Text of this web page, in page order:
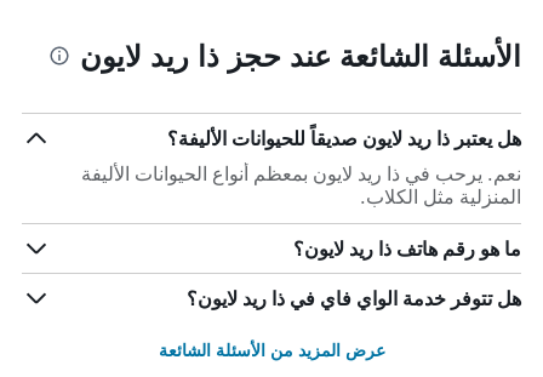
الأسئلة الشائعة عند حجز ذا ريد لايون
هل يعتبر ذا ريد لايون صديقاً للحيوانات الأليفة؟
نعم. يرحب في ذا ريد لايون بمعظم أنواع الحيوانات الأليفة
المنزلية مثل الكلاب.
ما هو رقم هاتف ذا ريد لايون؟
هل تتوفر خدمة الواي فاي في ذا ريد لايون؟
عرض المزيد من الأسئلة الشائعة